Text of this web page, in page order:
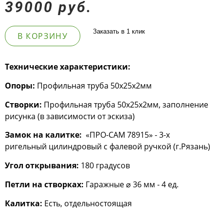
39000 руб.
В КОРЗИНУ Заказать в 1 клик
Технические характеристики:
Опоры: Профильная труба 50х25х2мм
Створки: Профильная труба 50х25х2мм, заполнение
рисунка (в зависимости от эскиза)
Замок на калитке: «ПРО-САМ 78915» - 3-х
ригельный цилиндровый с фалевой ручкой (г.Рязань)
Угол открывания: 180 градусов
Петли на створках: Гаражные ⌀ 36 мм - 4 ед.
Калитка: Есть, отдельностоящая